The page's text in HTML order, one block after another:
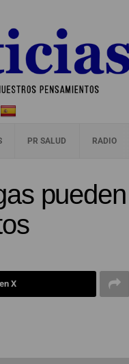
PR SALUD RADIO
pueden
X